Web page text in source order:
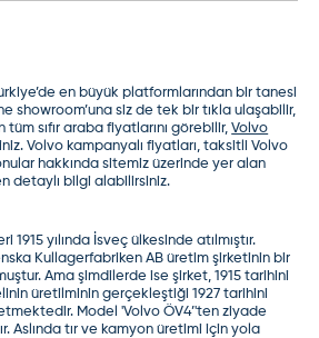
en büyük platformlarından bir tanesi
showroom’una siz de tek bir tıkla ulaşabilir,
sıfır araba fiyatlarını görebilir,Volvo
Volvo kampanyalı fiyatları, taksitli Volvo
hakkında sitemiz üzerinde yer alan
detaylı bilgi alabilirsiniz.
1915 yılında İsveç ülkesinde atılmıştır.
Kullagerfabriken AB üretim şirketinin bir
Ama şimdilerde ise şirket, 1915 tarihini
üretilminin gerçekleştiği 1927 tarihini
Model 'Volvo ÖV4’'ten ziyade
Aslında tır ve kamyon üretimi için yola